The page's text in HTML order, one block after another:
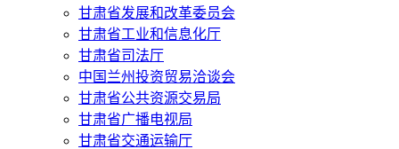
甘肃省发展和改革委员会
甘肃省工业和信息化厅
甘肃省司法厅
中国兰州投资贸易洽谈会
甘肃省公共资源交易局
甘肃省广播电视局
甘肃省交通运输厅